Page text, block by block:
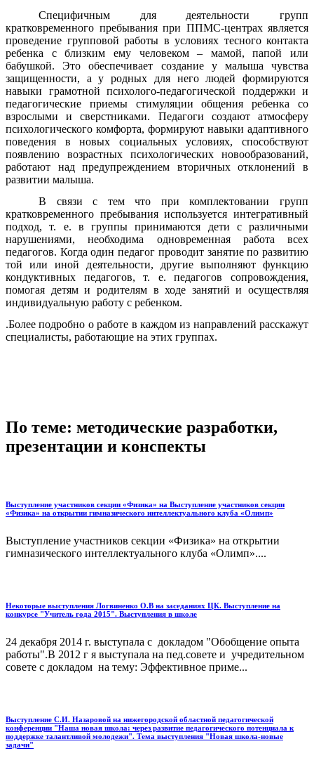
Специфичным для деятельности групп
кратковременного пребывания при ППМС-центрах является
проведение групповой работы в условиях тесного контакта
ребенка с близким ему человеком – мамой, папой или
бабушкой. Это обеспечивает создание у малыша чувства
защищенности, а у родных для него людей формируются
навыки грамотной психолого-педагогической поддержки и
педагогические приемы стимуляции общения ребенка со
взрослыми и сверстниками. Педагоги создают атмосферу
психологического комфорта, формируют навыки адаптивного
поведения в новых социальных условиях, способствуют
появлению возрастных психологических новообразований,
работают над предупреждением вторичных отклонений в
развитии малыша.
В связи с тем что при комплектовании групп
кратковременного пребывания используется интегративный
подход, т. е. в группы принимаются дети с различными
нарушениями, необходима одновременная работа всех
педагогов. Когда один педагог проводит занятие по развитию
той или иной деятельности, другие выполняют функцию
кондуктивных педагогов, т. е. педагогов сопровождения,
помогая детям и родителям в ходе занятий и осуществляя
индивидуальную работу с ребенком.
.Более подробно о работе в каждом из направлений расскажут
специалисты, работающие на этих группах.
По теме: методические разработки,
презентации и конспекты
Выступление участников секции «Физика» на Выступление участников секции
«Физика» на открытии гимназического интеллектуального клуба «Олимп»
Выступление участников секции «Физика» на открытии
гимназического интеллектуального клуба «Олимп»....
Некоторые выступления Логвиненко О.В на заседаниях ЦК. Выступление на
конкурсе "Учитель года 2015". Выступления в школе
24 декабря 2014 г. выступала с докладом "Обобщение опыта
работы".В 2012 г я выступала на пед.совете и учредительном
совете с докладом на тему: Эффективное приме...
Выступление С.И. Назаровой на нижегородской областной педагогической
конференции "Наша новая школа: через развитие педагогического потенциала к
поддержке талантливой молодежи". Тема выступления "Новая школа-новые
задачи"